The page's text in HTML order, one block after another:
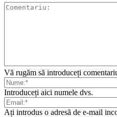
Vă rugăm să introduceți
Introduceți aici numele dvs.
Ați introdus o adresă de e-mail